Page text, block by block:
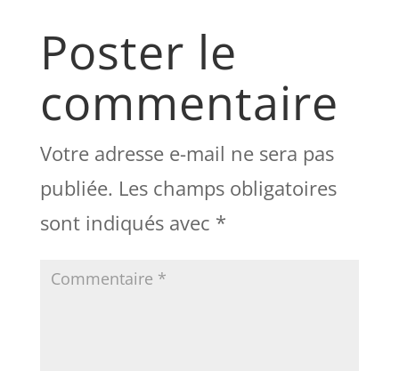
Poster le
commentaire
Votre adresse e-mail ne sera pas
publiée. Les champs obligatoires
sont indiqués avec *